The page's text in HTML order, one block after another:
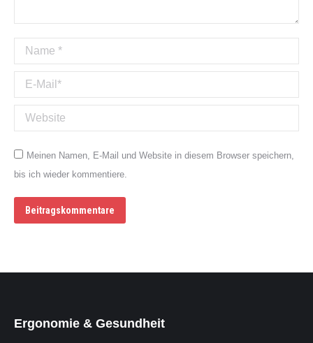
Name *
E-Mail *
Website
Meinen Namen, E-Mail und Website in diesem Browser speichern,
bis ich wieder kommentiere.
Beitragskommentare
Ergonomie & Gesundheit